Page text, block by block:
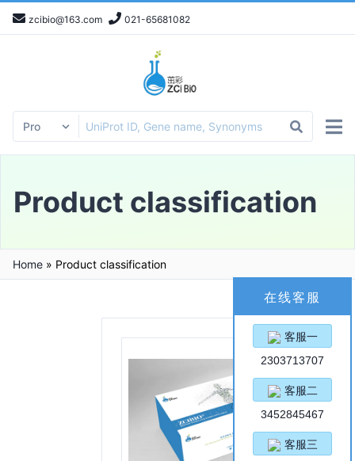
zcibio@163.com 021-65681082
Product classification
Home » Product classification
在线客服
客服一
2303713707
客服二
3452845467
客服三